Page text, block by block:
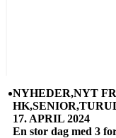
NYHEDER,NYT
17. APRIL 2024
En stor dag med 3